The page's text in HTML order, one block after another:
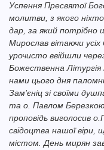
Успення Пресвятої
молитви, з якого
дар, за який потрібно
Мирослав вітаючи усіх
урочисто ввійшли
Божественна Літургія
нами цього дня
Зам’єніц зі своїми
та о. Павлом Березкою,
проповідь виголосив
свідоцтва нашої віри,
містом. День мирян